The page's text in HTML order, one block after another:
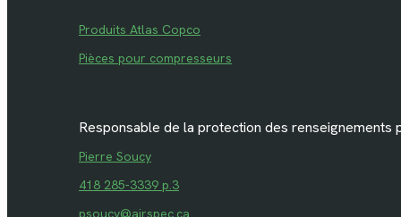
Produits Atlas Copco
Pièces pour compresseurs
Responsable de la protection des renseignements
Pierre Soucy
418 285-3339 p.3
psoucy@airspec.ca